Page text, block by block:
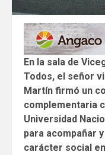
En la sala de
Todos, el señor
Martín firmó un
complementaria
Universidad
para acompañar
carácter social